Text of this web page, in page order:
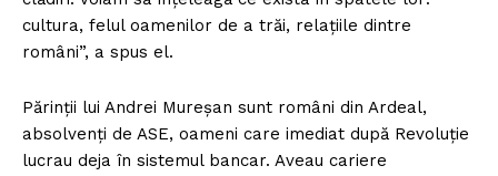
cultura, felul oamenilor de a trăi, relațiile dintre
români”, a spus el.
Părinții lui Andrei Mureșan sunt români din Ardeal,
absolvenți de ASE, oameni care imediat după Revoluție
lucrau deja în sistemul bancar. Aveau cariere